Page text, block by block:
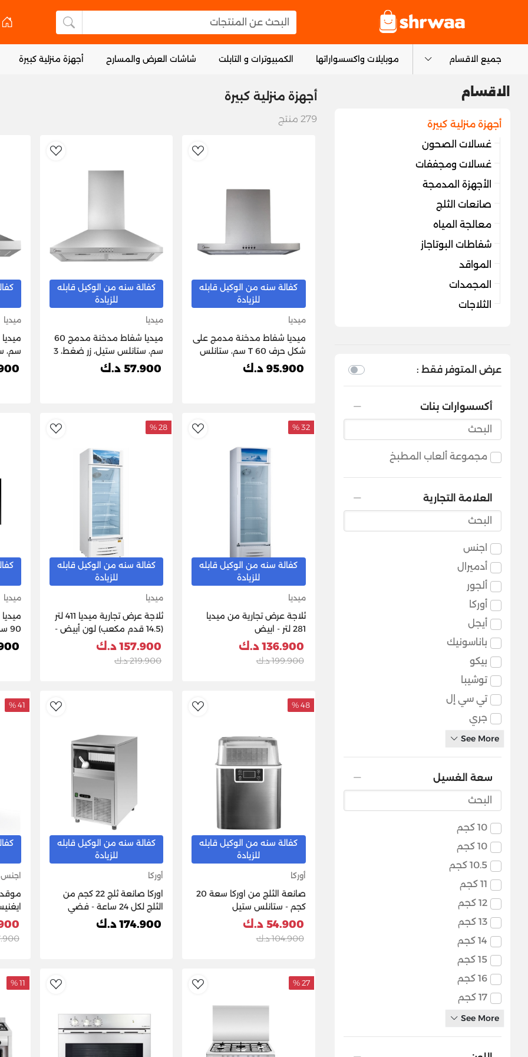
البحث عن المنتجات
البحث عن
جميع الاقسام موبايلات واكسسواراتها الكمبيوترات و التابلت شاشات العرض والمسارح أجهزة منزلية كبيرة
أجهزة منزلية كبيرة
279 منتج
AddToWishlist
كفالة سنه من الوكيل قابله
للزيادة
ميديا
ميديا ​​شفاط مدخنة مدمج على
شكل حرف T 60 سم، ستانلس
ستيل، 3 سرعات-95.900 د.ك
كفالة سنه من الوكيل قابله
للزيادة
ميديا
ميديا ​​شفاط مدخنة مدمج 60
سم، ستانلس ستيل، زر ضغط، 3
سرعات E60MEW3A17
57.900 د.ك
ميديا
سم،
AddToWishlist
32 %
كفالة سنه من الوكيل قابله
للزيادة
ميديا
ثلاجة عرض تجارية من ميديا
281 لتر - ابيض
136.900 د.ك
199.900 د.ك
28 %
كفالة سنه من الوكيل قابله
للزيادة
ميديا
ثلاجة عرض تجارية ميديا 411 لتر
(14.5 قدم مكعب) لون أبيض -
موديل HS-411S
157.900 د.ك
219.900 د.ك
ميديا
90 سم MCHV848
AddToWishlist
48 %
كفالة سنه من الوكيل قابله
للزيادة
أوركا
صانعة الثلج من اوركا سعة 20
كجم - ستانلس ستيل
54.900 د.ك
104.900 د.ك
كفالة سنه من الوكيل قابله
للزيادة
أوركا
اوركا صانعة ثلج 22 كجم من
الثلج لكل 24 ساعة - فضي
174.900 د.ك
41 %
اجنس
AddToWishlist
27 %
11 %
الاقسام
أجهزة منزلية كبيرة
غسالات الصحون
غسالات ومجففات
الأجهزة المدمجة
صانعات الثلج
معالجة المياه
شفاطات البوتاجاز
المواقد
المجمدات
الثلاجات
عرض المتوفر فقط :
أكسسوارات بنات
مجموعة ألعاب المطبخ
العلامة التجارية
اجنس
أدميرال
ألجور
أوركا
أيجل
باناسونيك
بيكو
توشيبا
تي سي إل
جري
See More
سعة الغسيل
10 كجم
10 كجم
10.5 كجم
11 كجم
12 كجم
13 كجم
14 كجم
15 كجم
16 كجم
17 كجم
See More